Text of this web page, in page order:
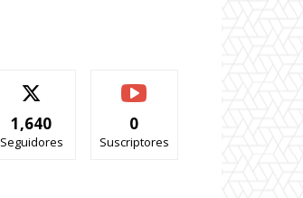
1,640
Seguidores
0
Suscriptores